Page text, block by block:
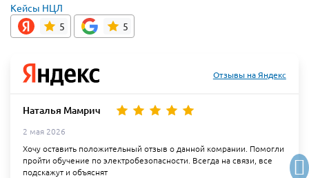
Кейсы НЦЛ
5
5
Отзывы на Яндекс
Наталья Мамрич
2 мая 2026
Хочу оставить положительный отзыв о данной комрании. Помогли
пройти обучение по электробезопасности. Всегда на связи, все
подскажут и объяснят